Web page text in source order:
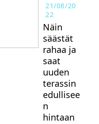
21/08/20
22
Näin
säästät
rahaa ja
saat
uuden
terassin
edullisee
n
hintaan